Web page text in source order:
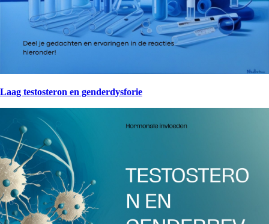
Laag testosteron en genderdysforie